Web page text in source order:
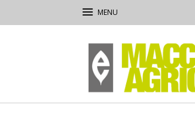
Macchine
Agricole